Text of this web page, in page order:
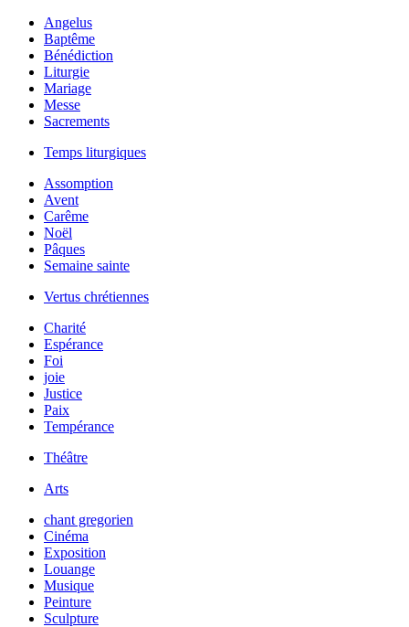
Angelus
Baptême
Bénédiction
Liturgie
Mariage
Messe
Sacrements
Temps liturgiques
Assomption
Avent
Carême
Noël
Pâques
Semaine sainte
Vertus chrétiennes
Charité
Espérance
Foi
joie
Justice
Paix
Tempérance
Théâtre
Arts
chant gregorien
Cinéma
Exposition
Louange
Musique
Peinture
Sculpture